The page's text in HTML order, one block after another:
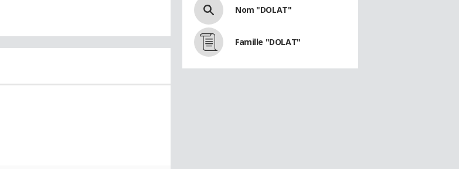
Nom "DOLAT"
Famille "DOLAT"